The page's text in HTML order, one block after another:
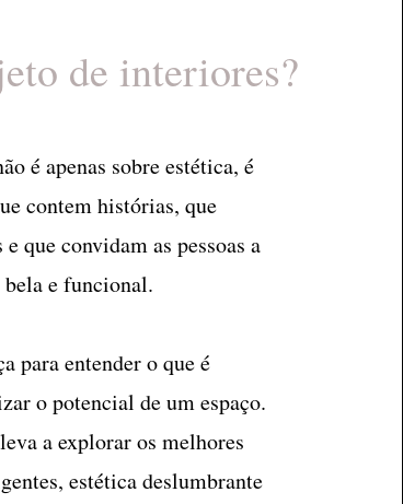
de interiores?
é apenas sobre estética, é
contem histórias, que
que convidam as pessoas a
e funcional.
para entender o que é
o potencial de um espaço.
a explorar os melhores
estética deslumbrante